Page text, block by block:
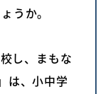
うか。
し、まもな
は、小中学